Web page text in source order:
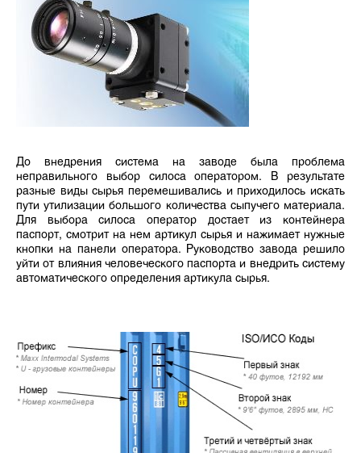
До внедрения система на заводе была проблема
неправильного выбор силоса оператором. В результате
разные виды сырья перемешивались и приходилось искать
пути утилизации большого количества сыпучего материала.
Для выбора силоса оператор достает из контейнера
паспорт, смотрит на нем артикул сырья и нажимает нужные
кнопки на панели оператора. Руководство завода решило
уйти от влияния человеческого паспорта и внедрить систему
автоматического определения артикула сырья.